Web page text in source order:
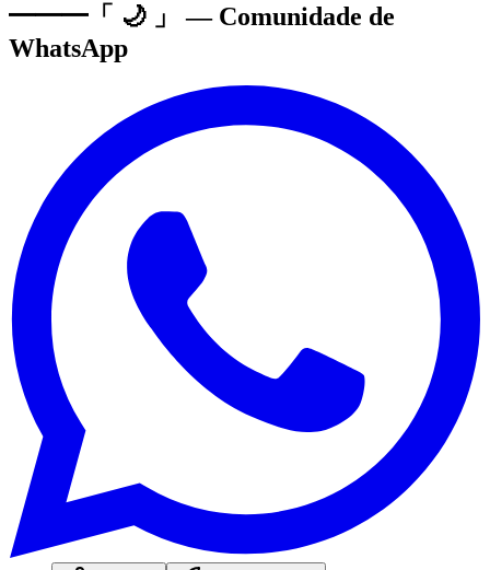
━━━「 🌙 」
— Comunidade de
WhatsApp